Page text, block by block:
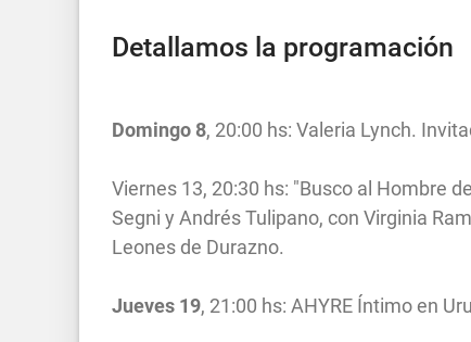
Detallamos la programación
Domingo 8, 20:00 hs: Valeria Lynch.
Viernes 13, 20:30 hs: "Busco al Hombre
Segni y Andrés Tulipano, con Virginia
Leones de Durazno.
Jueves 19, 21:00 hs: AHYRE Íntimo en